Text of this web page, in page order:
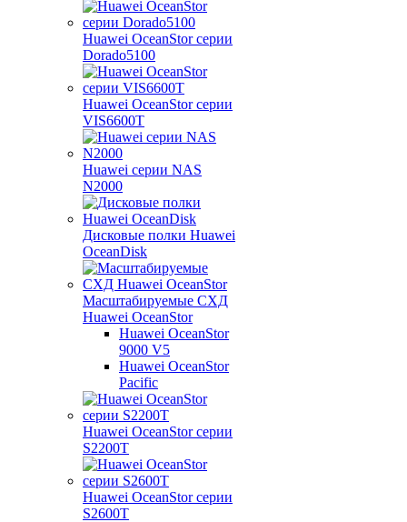
Huawei OceanStor серии
Dorado5100
Huawei OceanStor серии
VIS6600T
Huawei серии NAS
N2000
Дисковые полки Huawei
OceanDisk
Масштабируемые СХД
Huawei OceanStor
Huawei OceanStor
9000 V5
Huawei OceanStor
Pacific
Huawei OceanStor серии
S2200T
Huawei OceanStor серии
S2600T